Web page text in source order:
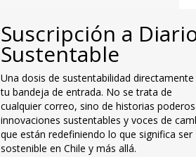
Suscripción a
Sustentable
Una dosis de sustentabilidad
tu bandeja de entrada. No se trata de
cualquier correo, sino de historias
innovaciones sustentables y voces de
que están redefiniendo lo que significa ser
sostenible en Chile y más allá.